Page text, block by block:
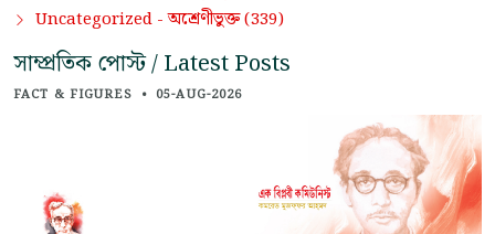
Uncategorized -অশ্রেণীভুক্ত(339)
সাম্প্রতিক পোস্ট / Latest Posts
FACT & FIGURES • 05-AUG-2026